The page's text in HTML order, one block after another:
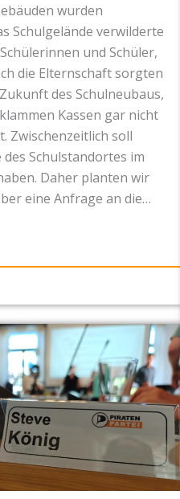
wurden
Schulgelände verwilderte
und Schüler,
die Elternschaft sorgten
des Schulneubaus,
Kassen gar nicht
Zwischenzeitlich soll
Schulstandortes im
Daher planten wir
eine Anfrage an die…